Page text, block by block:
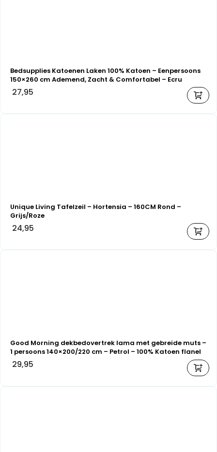
Bedsupplies Katoenen Laken 100% Katoen – Eenpersoons
150×260 cm Ademend, Zacht & Comfortabel – Ecru
27,95
Unique Living Tafelzeil – Hortensia – 160CM Rond –
Grijs/Roze
24,95
Good Morning dekbedovertrek lama met gebreide muts –
1 persoons 140×200/220 cm – Petrol – 100% Katoen flanel
29,95